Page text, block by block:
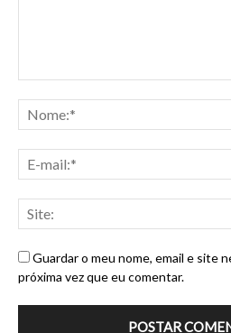
Guardar o meu nome, email e site
próxima vez que eu comentar.